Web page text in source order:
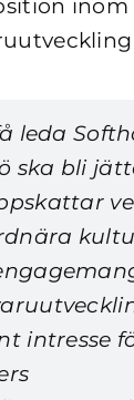
leda
ska bli
intresse